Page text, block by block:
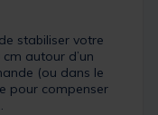
stabiliser votre
autour d’un
(ou dans le
pour compenser